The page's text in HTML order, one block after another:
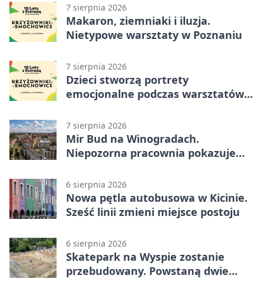
7 sierpnia 2026
Makaron, ziemniaki i iluzja.
Nietypowe warsztaty w Poznaniu
7 sierpnia 2026
Dzieci stworzą portrety
emocjonalne podczas warsztatów
7 sierpnia 2026
Mir Bud na Winogradach.
Niepozorna pracownia pokazuje
6 sierpnia 2026
Nowa pętla autobusowa w Kicinie.
Sześć linii zmieni miejsce postoju
6 sierpnia 2026
Skatepark na Wyspie zostanie
przebudowany. Powstaną dwie